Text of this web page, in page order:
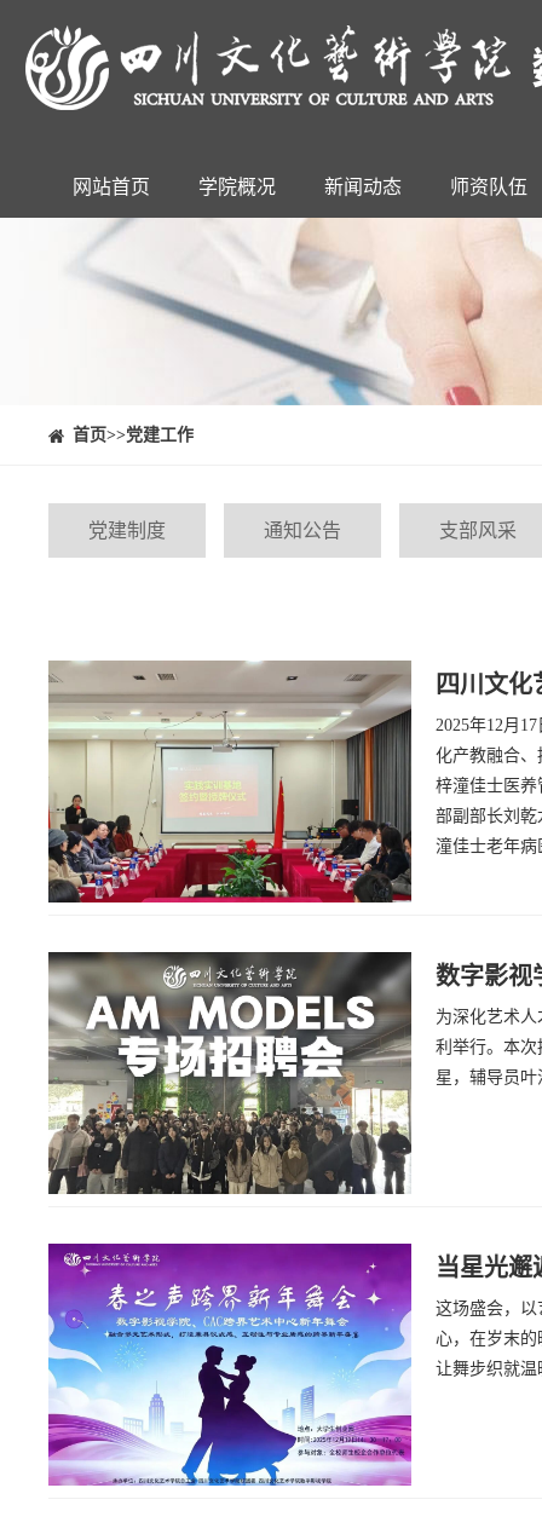
⠀⠀首页>>党建工作
党建制度 通知公告 支部风采
四川文
2025年12月
化产教融合
梓潼佳士医
部副部长刘
潼佳士老年
数字影视
为深化艺术
利举行。本次
星，辅导员
当星光邂
这场盛会，
心，在岁末的
让舞步织就
网站首页 学院概况 新闻动态 师资队伍